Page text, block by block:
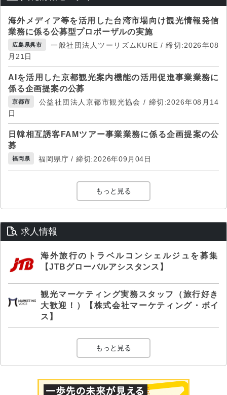
海外メディア等を活用した台湾市場向け観光情報発信
業務に係る公募型プロポーザルの実施
広島県呉市
一般社団法人ツーリズムKURE / 締切:2026年08
月21日
AIを活用した京都観光案内機能の活用促進事業業務に
係る企画提案の公募
京都市
公益社団法人京都市観光協会 / 締切:2026年08月14
日
日韓相互誘客FAMツアー事業業務に係る企画提案の公
募
福岡県 福岡県庁 / 締切:2026年09月04日
もっと見る
求人情報
海外旅行のトラベルコンシェルジュを募集
【JTBグローバルアシスタンス】
観光マーケティング実務スタッフ（旅行好き
大歓迎！）【株式会社マーケティング・ボイ
ス】
もっと見る